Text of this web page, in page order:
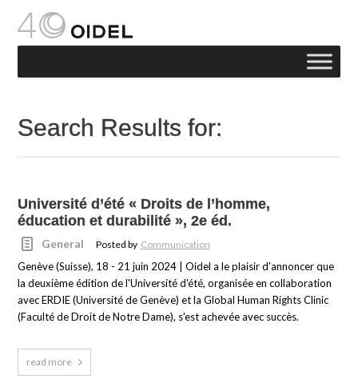
Search Results for:
Université d’été « Droits de l’homme,
éducation et durabilité », 2e éd.
General Posted by Communication
Genève (Suisse), 18 - 21 juin 2024 | Oidel a le plaisir d'annoncer que
la deuxième édition de l'Université d'été, organisée en collaboration
avec ERDIE (Université de Genève) et la Global Human Rights Clinic
(Faculté de Droit de Notre Dame), s'est achevée avec succès.
read more